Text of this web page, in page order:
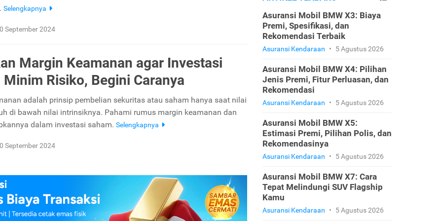
Selengkapnya
September 2024
Margin Keamanan agar Investasi
Minim Risiko, Begini Caranya
adalah prinsip pembelian sekuritas atau saham hanya saat nilai
di bawah nilai intrinsiknya. Pahami rumus margin keamanan dan
dalam investasi saham. Selengkapnya
September 2024
Asuransi Mobil BMW X3: Biaya
Premi, Spesifikasi, dan
Rekomendasi Terbaik
Asuransi Kendaraan • 5 Agustus 2026
Asuransi Mobil BMW X4: Pilihan
Jenis Premi, Fitur Perluasan, dan
Rekomendasi
Asuransi Kendaraan • 5 Agustus 2026
Asuransi Mobil BMW X5:
Estimasi Premi, Pilihan Polis, dan
Rekomendasinya
Asuransi Kendaraan • 5 Agustus 2026
Asuransi Mobil BMW X7: Cara
Tepat Melindungi SUV Flagship
Kamu
Asuransi Kendaraan • 5 Agustus 2026